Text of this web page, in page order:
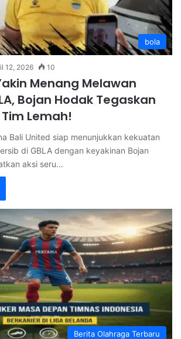
bola
12, 2026 10
Menang Melawan
Bojan Hodak Tegaskan
Lemah!
Bali United siap menunjukkan kekuatan
di GBLA dengan keyakinan Bojan
aksi seru…
Berita Olahraga Terbaru